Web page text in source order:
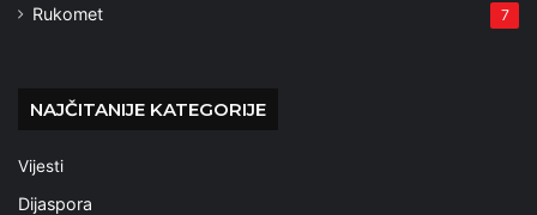
Rukomet 7
NAJČITANIJE KATEGORIJE
Vijesti
Dijaspora